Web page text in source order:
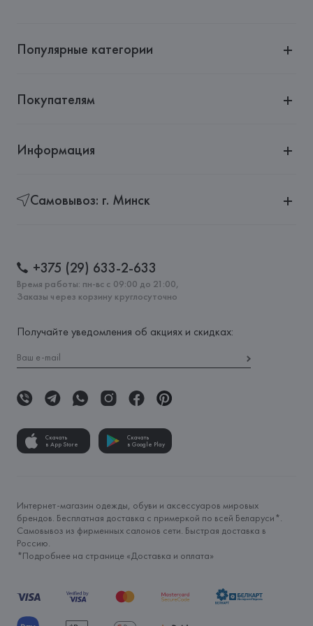
Популярные категории
Покупателям
Информация
Самовывоз: г. Минск
+375 (29) 633-2-633
Время работы: пн-вс с 09:00 до 21:00,
Заказы через корзину круглосуточно
Получайте уведомления об акциях и скидках:
Скачать
в App Store
Скачать
в Google Play
Интернет-магазин одежды, обуви и аксессуаров мировых
брендов. Бесплатная доставка с примеркой по всей Беларуси*.
Самовывоз из фирменных салонов сети. Быстрая доставка в
Россию.
*Подробнее на странице «Доставка и оплата»